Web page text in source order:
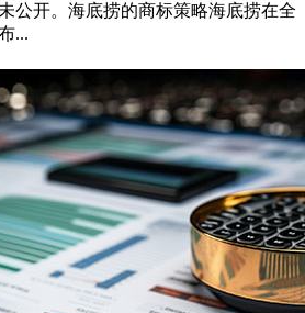
公开。海底捞的商标策略海底捞在全
...